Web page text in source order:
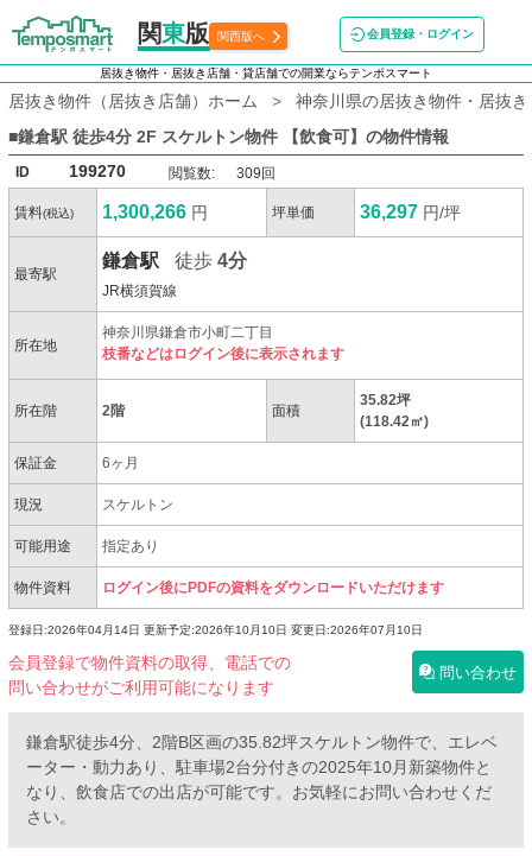
関東版 関西版へ 会員登録・ログイン
居抜き物件・居抜き店舗・貸店舗での開業ならテンポスマート
居抜き物件（居抜き店舗）ホーム
神奈川県の居抜き物件・居抜
■鎌倉駅 徒歩4分 2F スケルトン物件 【飲食可】 の物件情報
ID 199270 閲覧数: 309回
賃料(税込) 1,300,266 円 坪単価 36,297 円/坪
最寄駅
鎌倉駅 徒歩4分
JR横須賀線
所在地
神奈川県鎌倉市小町二丁目
枝番などはログイン後に表示されます
所在階 2階 面積
35.82坪
(118.42㎡)
保証金 6ヶ月
現況 スケルトン
可能用途 指定あり
物件資料 ログイン後にPDFの資料をダウンロードいただけます
登録日:2026年04月14日 更新予定:2026年10月10日 変更日:2026年07月10日
会員登録で物件資料の取得、電話での
問い合わせがご利用可能になります
問い合わせ
鎌倉駅徒歩4分、2階B区画の35.82坪スケルトン物件で、エレベ
ーター・動力あり、駐車場2台分付きの2025年10月新築物件と
なり、飲食店での出店が可能です。お気軽にお問い合わせくだ
さい。